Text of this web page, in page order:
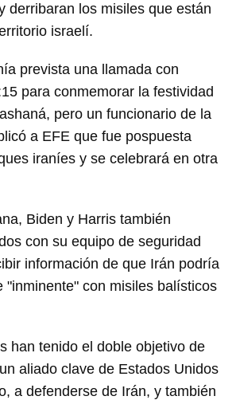
derribaran los misiles que están
israelí.
prevista una llamada con
para conmemorar la festividad
pero un funcionario de la
a EFE que fue pospuesta
iraníes y se celebrará en otra
Biden y Harris también
con su equipo de seguridad
información de que Irán podría
"inminente" con misiles balísticos
han tenido el doble objetivo de
aliado clave de Estados Unidos
a defenderse de Irán, y también